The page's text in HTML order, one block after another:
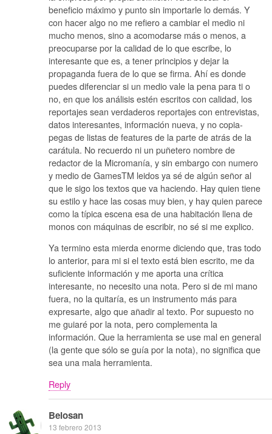
beneficio máximo y punto sin importarle lo demás. Y
con hacer algo no me refiero a cambiar el medio ni
mucho menos, sino a acomodarse más o menos, a
preocuparse por la calidad de lo que escribe, lo
interesante que es, a tener principios y dejar la
propaganda fuera de lo que se firma. Ahí es donde
puedes diferenciar si un medio vale la pena para ti o
no, en que los análisis estén escritos con calidad, los
reportajes sean verdaderos reportajes con entrevistas,
datos interesantes, información nueva, y no copia-
pegas de listas de features de la parte de atrás de la
carátula. No recuerdo ni un puñetero nombre de
redactor de la Micromanía, y sin embargo con numero
y medio de GamesTM leidos ya sé de algún señor al
que le sigo los textos que va haciendo. Hay quien tiene
su estilo y hace las cosas muy bien, y hay quien parece
como la típica escena esa de una habitación llena de
monos con máquinas de escribir, no sé si me explico.
Ya termino esta mierda enorme diciendo que, tras todo
lo anterior, para mi si el texto está bien escrito, me da
suficiente información y me aporta una crítica
interesante, no necesito una nota. Pero si de mi mano
fuera, no la quitaría, es un instrumento más para
expresarte, algo que añadir al texto. Por supuesto no
me guiaré por la nota, pero complementa la
información. Que la herramienta se use mal en general
(la gente que sólo se guía por la nota), no significa que
sea una mala herramienta.
Reply
Belosan
13 febrero 2013